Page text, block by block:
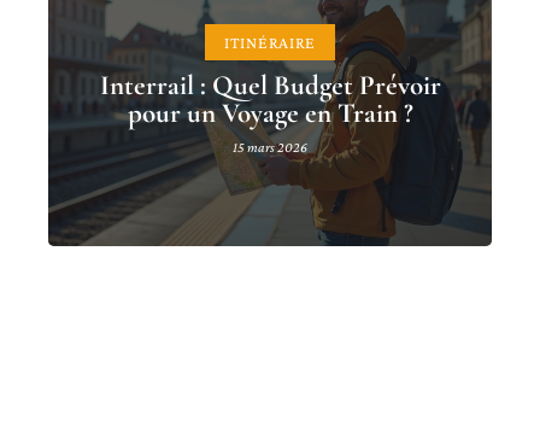
ITINÉRAIRE
Interrail : Quel Budget Prévoir
pour un Voyage en Train ?
15 mars 2026